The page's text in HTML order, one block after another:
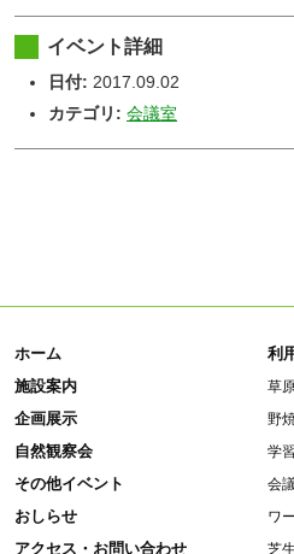
イベント詳細
日付: 2017.09.02
カテゴリ: 会議室
ホーム
施設案内
企画展示
自然観察会
その他イベント
おしらせ
アクセス・お問い合わせ
利
草
野
学
会
ワ
芝